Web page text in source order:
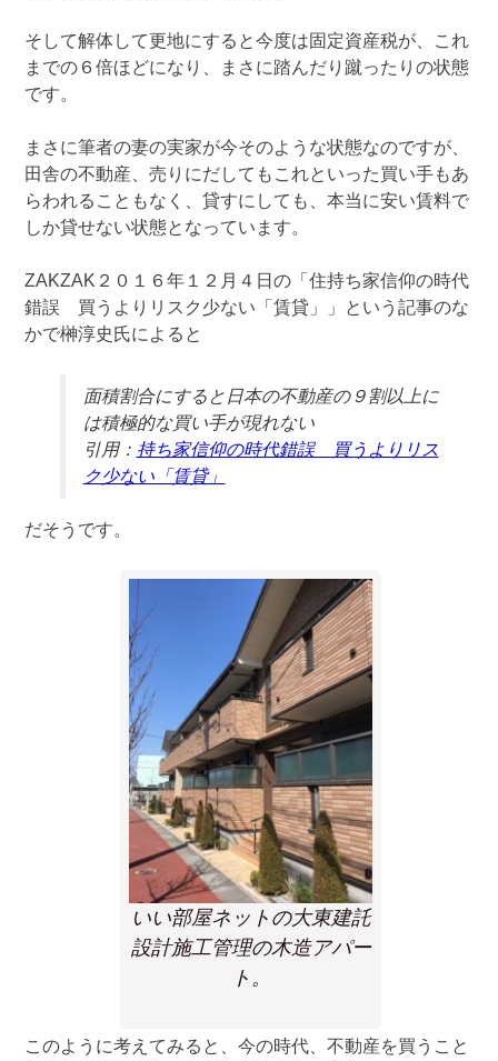
そして解体して更地にすると今度は固定資産税が、これ
までの６倍ほどになり、まさに踏んだり蹴ったりの状態
です。
まさに筆者の妻の実家が今そのような状態なのですが、
田舎の不動産、売りにだしてもこれといった買い手もあ
らわれることもなく、貸すにしても、本当に安い賃料で
しか貸せない状態となっています。
ZAKZAK２０１６年１２月４日の「住持ち家信仰の時代
錯誤 買うよりリスク少ない「賃貸」」という記事のな
かで榊淳史氏によると
面積割合にすると日本の不動産の９割以上に
は積極的な買い手が現れない
引用： 持ち家信仰の時代錯誤 買うよりリス
ク少ない「賃貸」
だそうです。
いい部屋ネットの大東建託
設計施工管理の木造アパー
ト。
このように考えてみると、今の時代、不動産を買うこと